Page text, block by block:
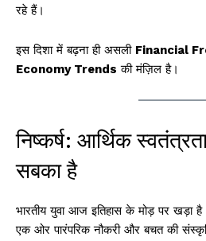
रहे हैं।
इस दिशा में बढ़ना ही असली Financial
Economy Trends की मंज़िल है।
निष्कर्ष: आर्थिक
सबका है
भारतीय युवा आज इतिहास के मोड़ पर खड़ा
एक ओर पारंपरिक नौकरी और बचत की